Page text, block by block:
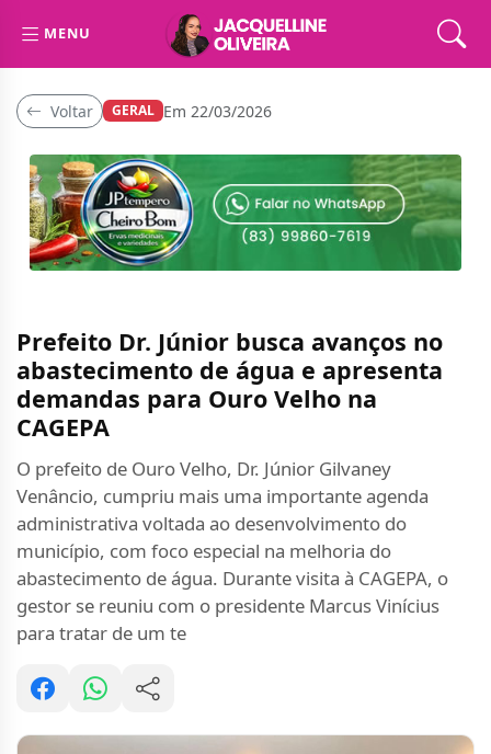
MENU
Voltar GERAL Em 22/03/2026
Prefeito Dr. Júnior busca avanços no
abastecimento de água e apresenta
demandas para Ouro Velho na
CAGEPA
O prefeito de Ouro Velho, Dr. Júnior Gilvaney
Venâncio, cumpriu mais uma importante agenda
administrativa voltada ao desenvolvimento do
município, com foco especial na melhoria do
abastecimento de água. Durante visita à CAGEPA, o
gestor se reuniu com o presidente Marcus Vinícius
para tratar de um te